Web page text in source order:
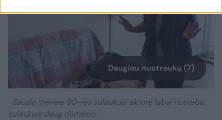
Daugiau nuotraukų (7)
Sausio mėnesį 90-ies sulaukusi aktorė labai nustebo,
sulaukusi daug dėmesio.